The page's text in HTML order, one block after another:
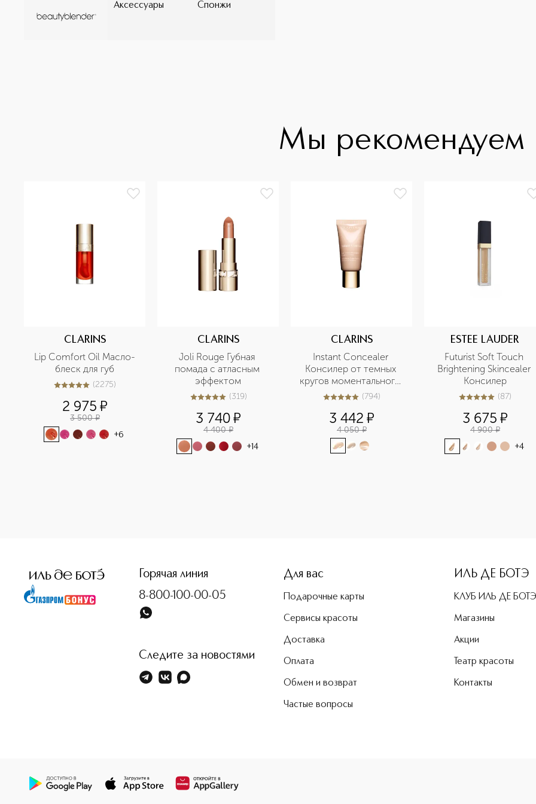
Аксессуары Спонжи
Мы рекомендуем
CLARINS
Lip Comfort Oil Масло-
блеск для губ
5из 52275 (2275)
2 975 ¤
3 500 ¤
+6
CLARINS
Joli Rouge Губная
помада с атласным
эффектом
4.9из5319 (319)
3 740¤
4 400 ¤
+14
CLARINS
Instant Concealer
Консилер от темных
кругов моментального
действия SPF15
5из 5794 (794)
3 442 ¤
4 050 ¤
ESTEE LAUDER
Futurist Soft Touch
Brightening Skincealer
Консилер
5из 587 (87)
3 675 ¤
4 900 ¤
+4
Горячая линия
8-800-100-00-05
Следите за новостями
Для вас
Подарочные карты
Сервисы красоты
Доставка
Оплата
Обмен и возврат
Частые вопросы
ИЛЬ ДЕ БОТЭ
КЛУБ ИЛЬ ДЕ БОТЭ
Магазины
Акции
Театр красоты
Контакты